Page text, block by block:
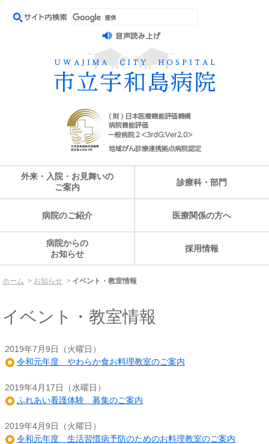
外来・入院・お見舞いの
ご案内
診療科・部門
病院のご紹介 医療関係の方へ
病院からの
お知らせ
採用情報
ホーム お知らせ イベント・教室情報
イベント・教室情報
2019年7月9日（火曜日）
令和元年度 やわらか食お料理教室のご案内
2019年4月17日（水曜日）
ふれあい看護体験 募集のご案内
2019年4月9日（火曜日）
令和元年度 生活習慣病予防のためのお料理教室のご案内